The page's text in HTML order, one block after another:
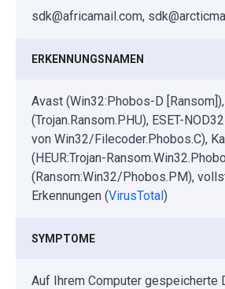
sdk@africamail.com,
ERKENNUNGSNAMEN
Avast (Win32:Phobos-D
(Trojan.Ransom.PHU), ESET-
von Win32/Filecoder.Phobos.C),
(HEUR:Trojan-
(Ransom:Win32/Phobos.PM),
Erkennungen (VirusTotal)
SYMPTOME
Auf Ihrem Computer gespeicherte